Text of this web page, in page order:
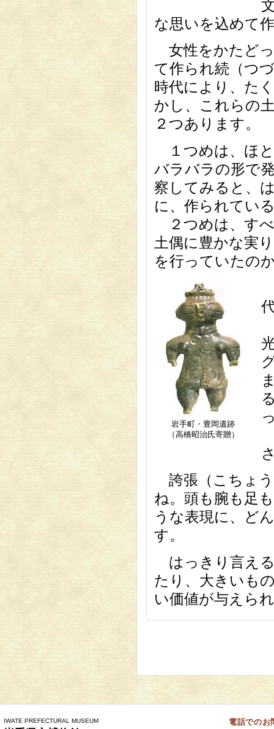
な思いを込めて
女性をかたど
て作られ続（つ
時代により、た
かし、これらの
２つあります。
１つめは、ほ
バラバラの形で
察してみると、
に、作られてい
２つめは、す
土偶に豊かな実
を行っていたの
岩手町・豊岡遺跡
（高橋昭治氏寄贈）
誇張（こちょ
ね。頭も腕も足
うな表現に、ど
す。
はっきり言え
たり、大きいも
い価値が与えら
IWATE PREFECTURAL MUSEUM 電話でのお